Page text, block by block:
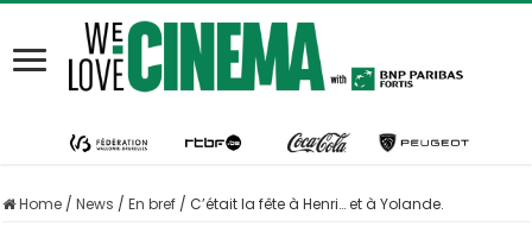
Home / News / En bref / C’était la fête à Henri… et à Yolande.